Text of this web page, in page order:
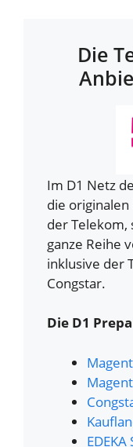
Die
Im D1 Netz
die
der
ganze Reihe
inklusive der
Congstar.
Die D1